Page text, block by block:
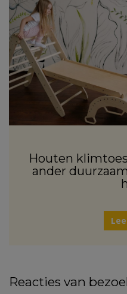
Houten
ander
Reacties van